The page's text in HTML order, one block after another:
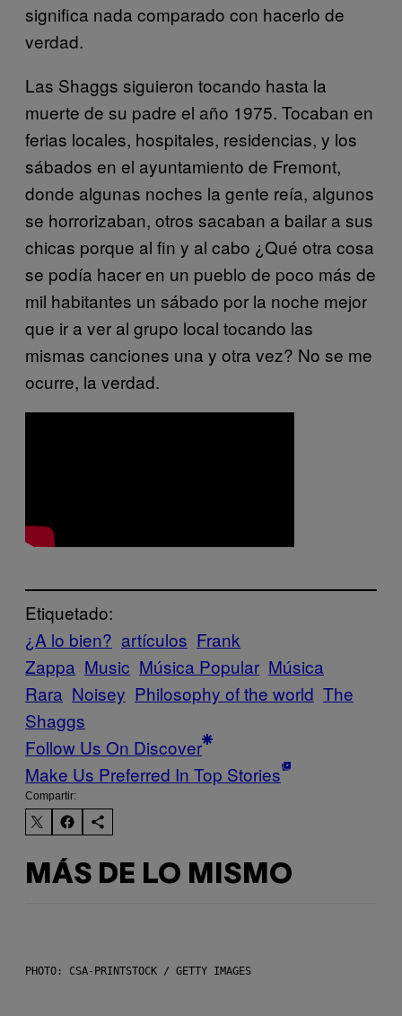
significa nada comparado con hacerlo de
verdad.
Las Shaggs siguieron tocando hasta la
muerte de su padre el año 1975. Tocaban en
ferias locales, hospitales, residencias, y los
sábados en el ayuntamiento de Fremont,
donde algunas noches la gente reía, algunos
se horrorizaban, otros sacaban a bailar a sus
chicas porque al fin y al cabo ¿Qué otra cosa
se podía hacer en un pueblo de poco más de
mil habitantes un sábado por la noche mejor
que ir a ver al grupo local tocando las
mismas canciones una y otra vez? No se me
ocurre, la verdad.
Etiquetado:
¿A lo bien? artículos Frank
Zappa Music Música Popular Música
Rara Noisey Philosophy of the world The
Shaggs
Follow Us On Discover
Make Us Preferred In Top Stories
Compartir:
MÁS DE LO MISMO
PHOTO: CSA-PRINTSTOCK / GETTY IMAGES